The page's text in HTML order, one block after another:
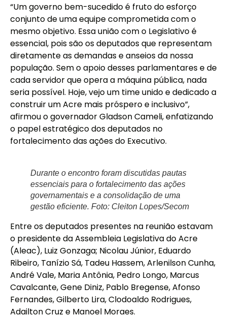
“Um governo bem-sucedido é fruto do esforço
conjunto de uma equipe comprometida com o
mesmo objetivo. Essa união com o Legislativo é
essencial, pois são os deputados que representam
diretamente as demandas e anseios da nossa
população. Sem o apoio desses parlamentares e de
cada servidor que opera a máquina pública, nada
seria possível. Hoje, vejo um time unido e dedicado a
construir um Acre mais próspero e inclusivo”,
afirmou o governador Gladson Cameli, enfatizando
o papel estratégico dos deputados no
fortalecimento das ações do Executivo.
Durante o encontro foram discutidas pautas
essenciais para o fortalecimento das ações
governamentais e a consolidação de uma
gestão eficiente. Foto: Cleiton Lopes/Secom
Entre os deputados presentes na reunião estavam
o presidente da Assembleia Legislativa do Acre
(Aleac), Luiz Gonzaga; Nicolau Júnior, Eduardo
Ribeiro, Tanízio Sá, Tadeu Hassem, Arlenilson Cunha,
André Vale, Maria Antônia, Pedro Longo, Marcus
Cavalcante, Gene Diniz, Pablo Bregense, Afonso
Fernandes, Gilberto Lira, Clodoaldo Rodrigues,
Adailton Cruz e Manoel Moraes.